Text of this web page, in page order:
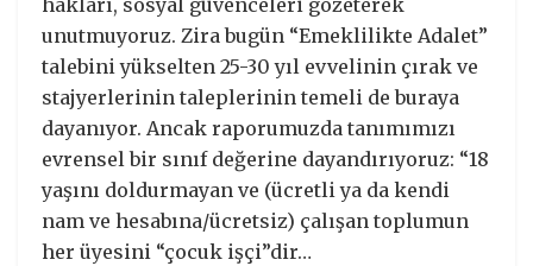
unutmuyoruz. Zira bugün “Emeklilikte Adalet”
talebini yükselten 25-30 yıl evvelinin çırak ve
stajyerlerinin taleplerinin temeli de buraya
dayanıyor. Ancak raporumuzda tanımımızı
evrensel bir sınıf değerine dayandırıyoruz: “18
yaşını doldurmayan ve (ücretli ya da kendi
nam ve hesabına/ücretsiz) çalışan toplumun
her üyesini “çocuk işçi”dir…